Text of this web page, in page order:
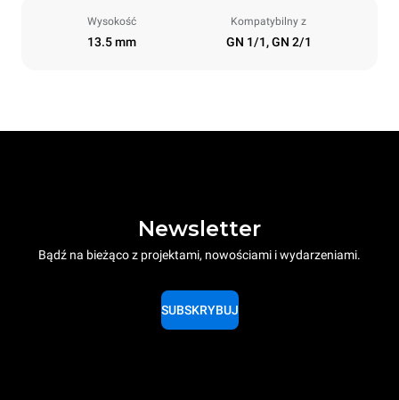
Wysokość
13.5 mm
Kompatybilny z
GN 1/1, GN 2/1
Newsletter
Bądź na bieżąco z projektami, nowościami i wydarzeniami.
SUBSKRYBUJ